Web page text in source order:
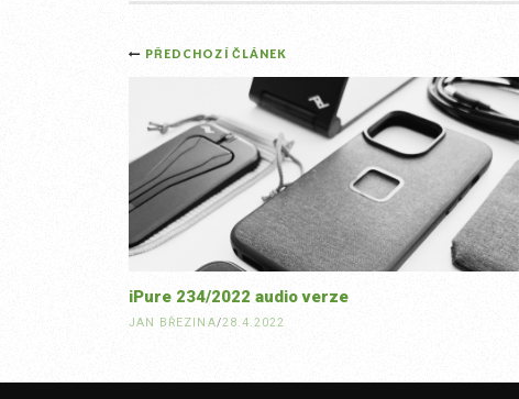
Post
navigation
PŘEDCHOZÍ ČLÁNEK
iPure 234/2022 audio verze
JAN BŘEZINA/28.4.2022